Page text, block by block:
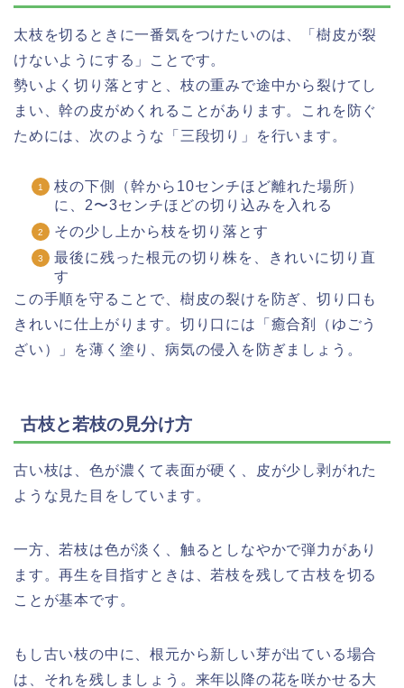
太枝を切るときに一番気をつけたいのは、「樹皮が裂
けないようにする」ことです。
勢いよく切り落とすと、枝の重みで途中から裂けてし
まい、幹の皮がめくれることがあります。これを防ぐ
ためには、次のような「三段切り」を行います。
枝の下側（幹から10センチほど離れた場所）
に、2〜3センチほどの切り込みを入れる
その少し上から枝を切り落とす
最後に残った根元の切り株を、きれいに切り直
す
この手順を守ることで、樹皮の裂けを防ぎ、切り口も
きれいに仕上がります。切り口には「癒合剤（ゆごう
ざい）」を薄く塗り、病気の侵入を防ぎましょう。
古枝と若枝の見分け方
古い枝は、色が濃くて表面が硬く、皮が少し剥がれた
ような見た目をしています。
一方、若枝は色が淡く、触るとしなやかで弾力があり
ます。再生を目指すときは、若枝を残して古枝を切る
ことが基本です。
もし古い枝の中に、根元から新しい芽が出ている場合
は、それを残しましょう。来年以降の花を咲かせる大